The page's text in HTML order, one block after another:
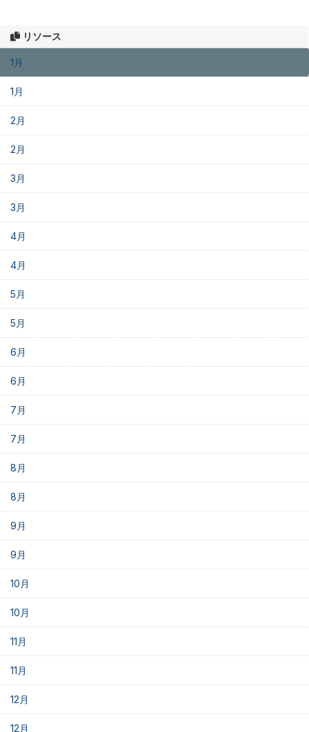
リソース
1月
1月
2月
2月
3月
3月
4月
4月
5月
5月
6月
6月
7月
7月
8月
8月
9月
9月
10月
10月
11月
11月
12月
12月